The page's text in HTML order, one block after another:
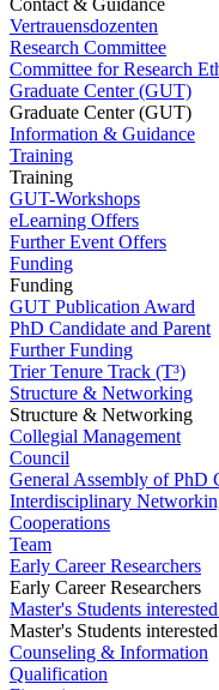
Contact & Guidance
Vertrauensdozenten
Research Committee
Committee for Research
Graduate Center (GUT)
Graduate Center (GUT)
Information & Guidance
Training
Training
GUT-Workshops
eLearning Offers
Further Event Offers
Funding
Funding
GUT Publication Award
PhD Candidate and Parent
Further Funding
Trier Tenure Track (T³)
Structure & Networking
Structure & Networking
Collegial Management
Council
General Assembly of PhD
Interdisciplinary
Cooperations
Team
Early Career Researchers
Early Career Researchers
Master's Students
Master's Students
Counseling & Information
Qualification